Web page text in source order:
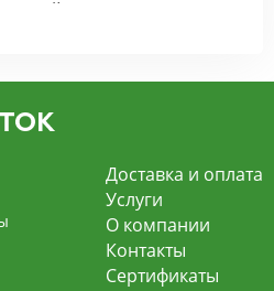
конвектор
на 24В подходит для
и бесшумно работает.
счет тангенциального
обогревать
Доставка и оплата
Услуги
О компании
Контакты
Сертификаты